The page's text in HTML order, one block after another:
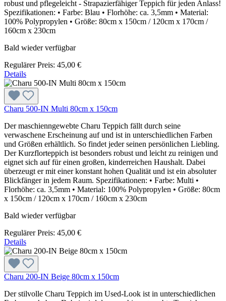
robust und pflegeleicht - Strapazierfähiger Teppich für jeden Anlass!
Spezifikationen: • Farbe: Blau • Florhöhe: ca. 3,5mm • Material:
100% Polypropylen • Größe: 80cm x 150cm / 120cm x 170cm /
160cm x 230cm
Bald wieder verfügbar
Regulärer Preis: 45,00 €
Details
Charu 500-IN Multi 80cm x 150cm
Der maschienngewebte Charu Teppich fällt durch seine
verwaschene Erscheinung auf und ist in unterschiedlichen Farben
und Größen erhältlich. So findet jeder seinen persönlichen Liebling.
Der Kurzflorteppich ist besonders robust und leicht zu reinigen und
eignet sich auf für einen großen, kinderreichen Haushalt. Dabei
überzeugt er mit einer konstant hohen Qualität und ist ein absoluter
Blickfänger in jedem Raum. Spezifikationen: • Farbe: Multi •
Florhöhe: ca. 3,5mm • Material: 100% Polypropylen • Größe: 80cm
x 150cm / 120cm x 170cm / 160cm x 230cm
Bald wieder verfügbar
Regulärer Preis: 45,00 €
Details
Charu 200-IN Beige 80cm x 150cm
Der stilvolle Charu Teppich im Used-Look ist in unterschiedlichen